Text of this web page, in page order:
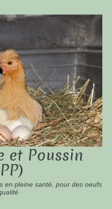
et Poussin
en pleine santé, pour des oeufs